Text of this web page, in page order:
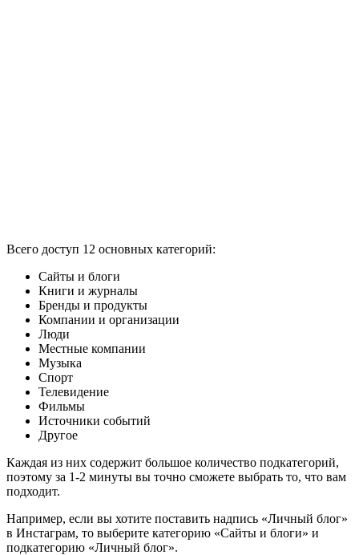
Всего доступ 12 основных категорий:
Сайты и блоги
Книги и журналы
Бренды и продукты
Компании и организации
Люди
Местные компании
Музыка
Спорт
Телевидение
Фильмы
Источники событий
Другое
Каждая из них содержит большое количество подкатегорий,
поэтому за 1-2 минуты вы точно сможете выбрать то, что вам
подходит.
Например, если вы хотите поставить надпись «Личный блог»
в Инстаграм, то выберите категорию «Сайты и блоги» и
подкатегорию «Личный блог».